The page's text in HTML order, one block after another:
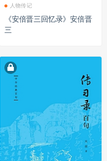
人物传记
《安倍晋三回忆录》安倍晋
三